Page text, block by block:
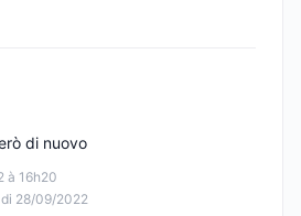
à 16h20
28/09/2022
di nuovo